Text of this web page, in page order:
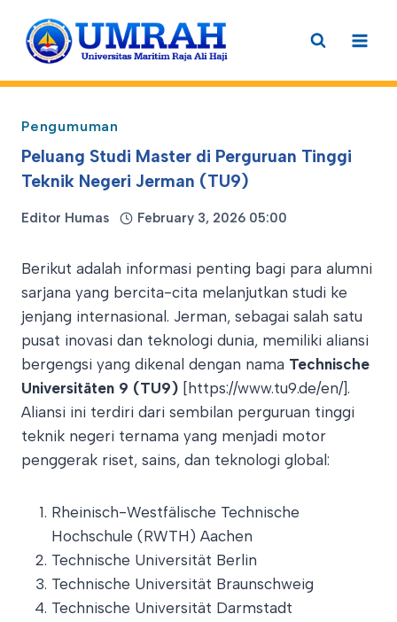
content
Pengumuman
Peluang Studi Master di Perguruan Tinggi
Teknik Negeri Jerman (TU9)
Editor Humas February 3, 2026 05:00
Berikut adalah informasi penting bagi para alumni
sarjana yang bercita-cita melanjutkan studi ke
jenjang internasional. Jerman, sebagai salah satu
pusat inovasi dan teknologi dunia, memiliki aliansi
bergengsi yang dikenal dengan nama Technische
Universitäten 9 (TU9) [https://www.tu9.de/en/].
Aliansi ini terdiri dari sembilan perguruan tinggi
teknik negeri ternama yang menjadi motor
penggerak riset, sains, dan teknologi global:
Rheinisch-Westfälische Technische
Hochschule (RWTH) Aachen
Technische Universität Berlin
Technische Universität Braunschweig
Technische Universität Darmstadt